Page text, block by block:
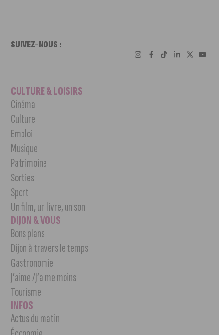
SUIVEZ-NOUS :
CULTURE & LOISIRS
Cinéma
Culture
Emploi
Musique
Patrimoine
Sorties
Sport
Un film, un livre, un son
DIJON & VOUS
Bons plans
Dijon à travers le temps
Gastronomie
J’aime /J’aime moins
Tourisme
INFOS
Actus du matin